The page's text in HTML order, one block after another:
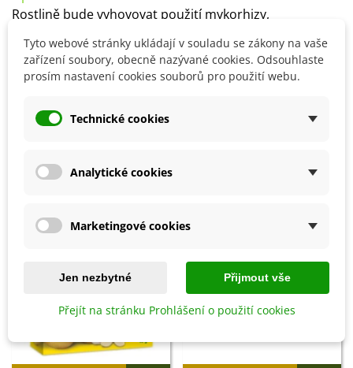
Rostlině bude vyhovovat použití mykorhizy,
kravským hnojem.
Detaily produktu
Tyto webové stránky ukládají v souladu se zákony na vaše
zařízení soubory, obecně nazývané cookies. Odsouhlaste
prosím nastavení cookies souborů pro použití webu.
Technické cookies
Analytické cookies
Marketingové cookies
Jen nezbytné Přijmout vše
Přejít na stránku Prohlášení o použití cookies